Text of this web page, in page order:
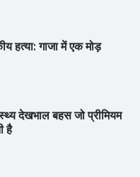
हत्या: गाजा में एक मोड़
देखभाल बहस जो प्रीमियम
है